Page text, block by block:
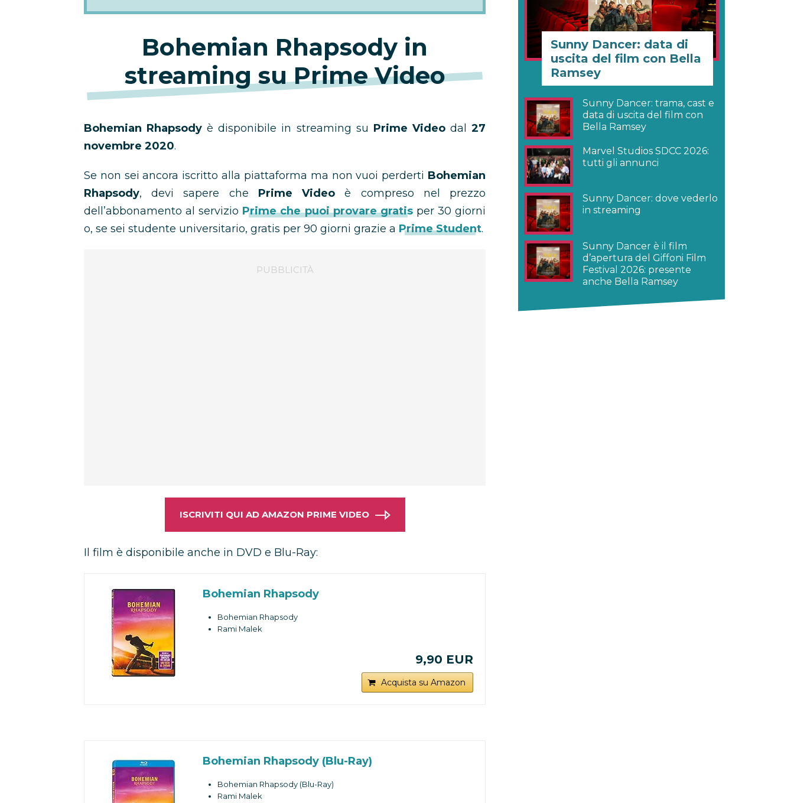
Bohemian Rhapsody in
streaming su Prime Video
Bohemian Rhapsodyè disponibile in streaming su Prime Videodal27
novembre 2020.
Se non sei ancora iscritto alla piattaforma ma non vuoi perderti Bohemian
Rhapsody, devi sapere che Prime Videoè compreso nel prezzo
dell’abbonamento al servizio Prime che puoi provare gratisper 30 giorni
o, se sei studente universitario, gratis per 90 giorni grazie a Prime Student.
ISCRIVITI QUI AD AMAZON PRIME VIDEO
Il film è disponibile anche in DVD e Blu-Ray:
Bohemian Rhapsody
Bohemian Rhapsody
Rami Malek
9,90 EUR
Acquista su Amazon
Bohemian Rhapsody (Blu-Ray)
Bohemian Rhapsody (Blu-Ray)
Rami Malek
Sunny Dancer: data di
uscita del film con Bella
Ramsey
Sunny Dancer: trama, cast e
data di uscita del film con
Bella Ramsey
Marvel Studios SDCC 2026:
tutti gli annunci
Sunny Dancer: dove vederlo
in streaming
Sunny Dancer è il film
d’apertura del Giffoni Film
Festival 2026: presente
anche Bella Ramsey